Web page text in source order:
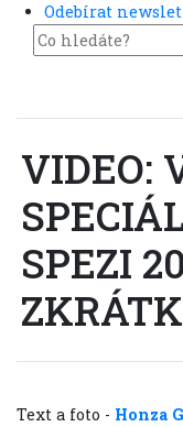
Odebírat
VIDEO:
SPEZI
Text a foto - Honza